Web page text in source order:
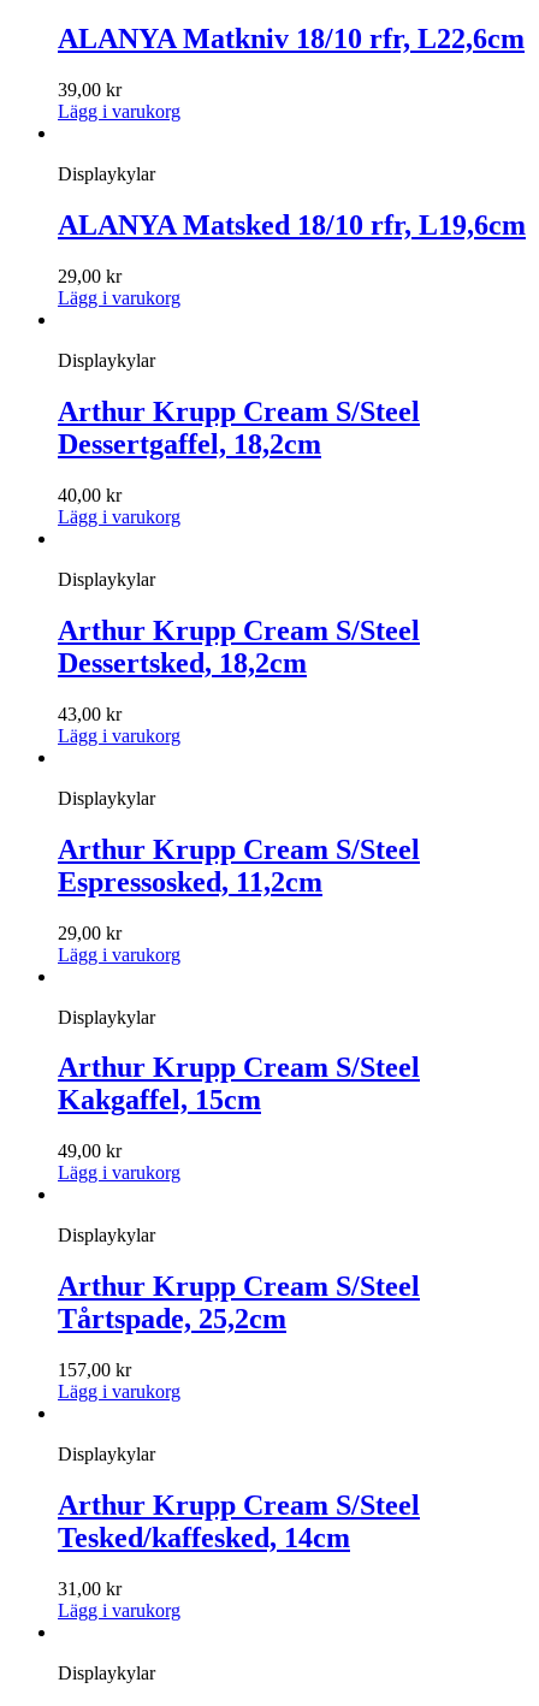
ALANYA Matkniv 18/10 rfr, L22,6cm
39,00 kr
Lägg i varukorg
Displaykylar
ALANYA Matsked 18/10 rfr, L19,6cm
29,00 kr
Lägg i varukorg
Displaykylar
Arthur Krupp Cream S/Steel
Dessertgaffel, 18,2cm
40,00 kr
Lägg i varukorg
Displaykylar
Arthur Krupp Cream S/Steel
Dessertsked, 18,2cm
43,00 kr
Lägg i varukorg
Displaykylar
Arthur Krupp Cream S/Steel
Espressosked, 11,2cm
29,00 kr
Lägg i varukorg
Displaykylar
Arthur Krupp Cream S/Steel
Kakgaffel, 15cm
49,00 kr
Lägg i varukorg
Displaykylar
Arthur Krupp Cream S/Steel
Tårtspade, 25,2cm
157,00 kr
Lägg i varukorg
Displaykylar
Arthur Krupp Cream S/Steel
Tesked/kaffesked, 14cm
31,00 kr
Lägg i varukorg
Displaykylar